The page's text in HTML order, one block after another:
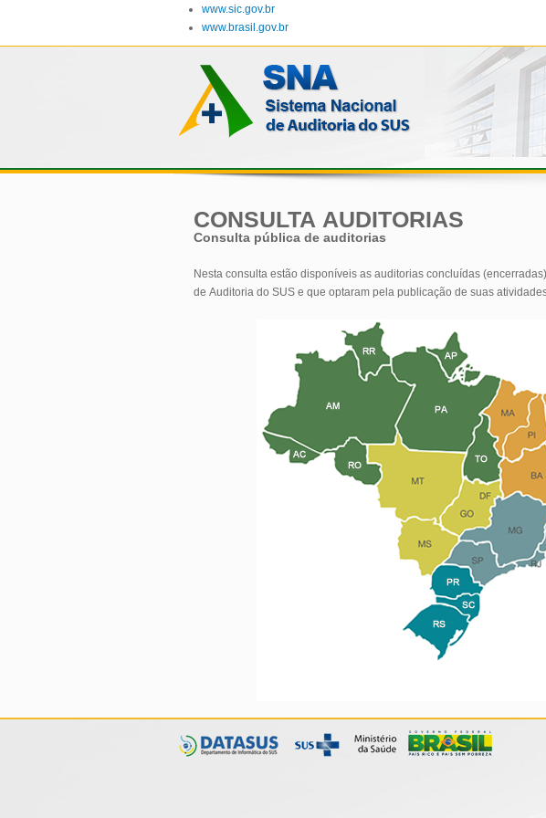
www.sic.gov.br
www.brasil.gov.br
CONSULTA AUDITORIAS
Consulta pública de auditorias
Nesta consulta estão disponíveis as auditorias concluídas
de Auditoria do SUS e que optaram pela publicação de suas